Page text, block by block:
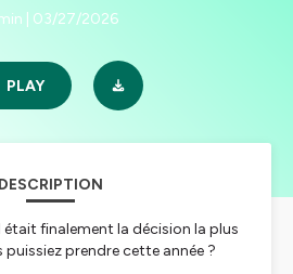
| 03/27/2026
PLAY
DESCRIPTION
était finalement la décision la plus
prendre cette année ?